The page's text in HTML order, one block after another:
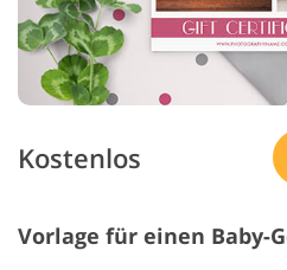
Kostenlos